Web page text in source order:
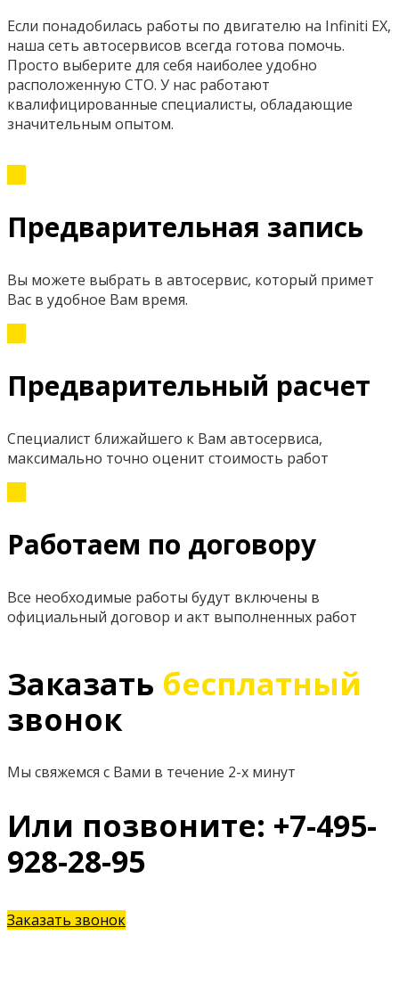
Если понадобилась работы по двигателю на Infiniti EX,
наша сеть автосервисов всегда готова помочь.
Просто выберите для себя наиболее удобно
расположенную СТО. У нас работают
квалифицированные специалисты, обладающие
значительным опытом.
Предварительная запись
Вы можете выбрать в автосервис, который примет
Вас в удобное Вам время.
Предварительный расчет
Специалист ближайшего к Вам автосервиса,
максимально точно оценит стоимость работ
Работаем по договору
Все необходимые работы будут включены в
официальный договор и акт выполненных работ
Заказать бесплатный
звонок
Мы свяжемся с Вами в течение 2-х минут
Или позвоните: +7-495-
928-28-95
Заказать звонок